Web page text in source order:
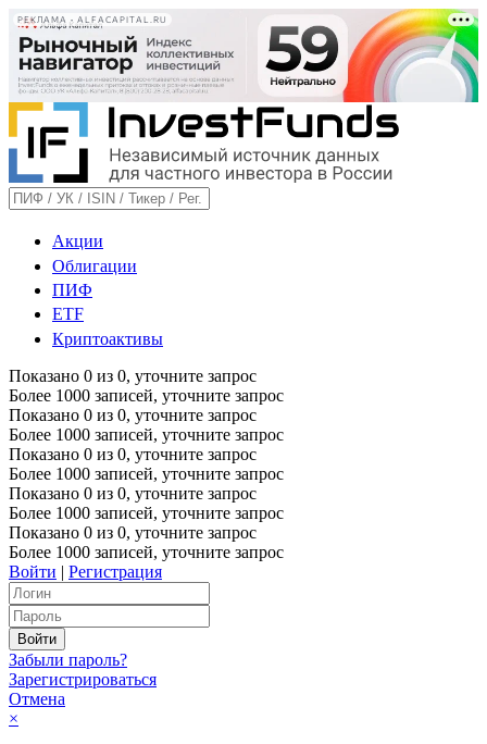
РЕКЛАМА • ALFACAPITAL.RU
Акции
Облигации
ПИФ
ETF
Криптоактивы
Показано 0 из 0, уточните запрос
Более 1000 записей, уточните запрос
Показано 0 из 0, уточните запрос
Более 1000 записей, уточните запрос
Показано 0 из 0, уточните запрос
Более 1000 записей, уточните запрос
Показано 0 из 0, уточните запрос
Более 1000 записей, уточните запрос
Показано 0 из 0, уточните запрос
Более 1000 записей, уточните запрос
Войти | Регистрация
Забыли пароль?
Зарегистрироваться
Отмена
×